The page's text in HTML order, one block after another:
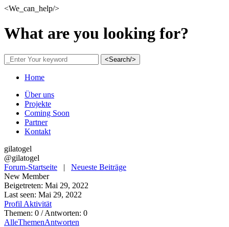
<We_can_help/>
What are you looking for?
<Search/>
Home
Über uns
Projekte
Coming Soon
Partner
Kontakt
gilatogel
@gilatogel
Forum-Startseite | Neueste Beiträge
New Member
Beigetreten: Mai 29, 2022
Last seen: Mai 29, 2022
Profil Aktivität
Themen: 0 / Antworten: 0
AlleThemenAntworten